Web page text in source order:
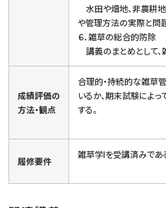
水田や畑地、非農耕
や管理方法の実際と問
６．雑草の総合的防除
講義のまとめとして、
成績評価の
方法・観点
合理的・持続的な雑草
いるか、期末試験によ
する。
履修要件
雑草学Iを受講済みであ